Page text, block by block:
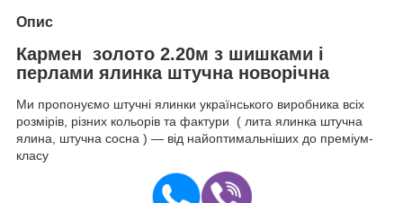
Опис
Кармен золото 2.20м з шишками і
перлами ялинка штучна новорічна
Ми пропонуємо штучні ялинки українського виробника всіх
розмірів, різних кольорів та фактури ( лита ялинка штучна
ялина, штучна сосна ) — від найоптимальніших до преміум-
класу